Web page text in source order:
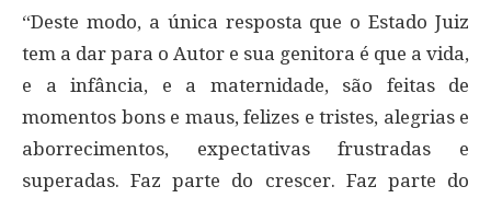
“Deste modo, a única resposta que o Estado Juiz
tem a dar para o Autor e sua genitora é que a vida,
e a infância, e a maternidade, são feitas de
momentos bons e maus, felizes e tristes, alegrias e
aborrecimentos, expectativas frustradas e
superadas. Faz parte do crescer. Faz parte do